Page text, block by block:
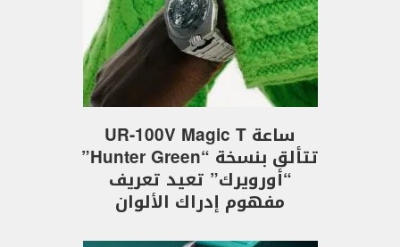
ساعة UR-100V Magic T
تتألق بنسخة “Hunter Green”
“أورويرك” تعيد تعريف
مفهوم إدراك الألوان